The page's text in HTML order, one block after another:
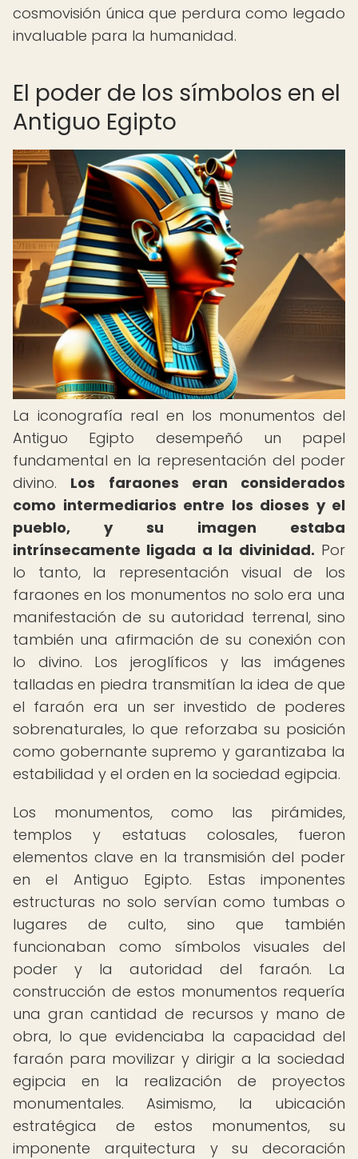
cosmovisión única que perdura como legado
invaluable para la humanidad.
El poder de los símbolos en el
Antiguo Egipto
La iconografía real en los monumentos del
Antiguo Egipto desempeñó un papel
fundamental en la representación del poder
divino. Los faraones eran considerados
como intermediarios entre los dioses y el
pueblo, y su imagen estaba
intrínsecamente ligada a la divinidad. Por
lo tanto, la representación visual de los
faraones en los monumentos no solo era una
manifestación de su autoridad terrenal, sino
también una afirmación de su conexión con
lo divino. Los jeroglíficos y las imágenes
talladas en piedra transmitían la idea de que
el faraón era un ser investido de poderes
sobrenaturales, lo que reforzaba su posición
como gobernante supremo y garantizaba la
estabilidad y el orden en la sociedad egipcia.
Los monumentos, como las pirámides,
templos y estatuas colosales, fueron
elementos clave en la transmisión del poder
en el Antiguo Egipto. Estas imponentes
estructuras no solo servían como tumbas o
lugares de culto, sino que también
funcionaban como símbolos visuales del
poder y la autoridad del faraón. La
construcción de estos monumentos requería
una gran cantidad de recursos y mano de
obra, lo que evidenciaba la capacidad del
faraón para movilizar y dirigir a la sociedad
egipcia en la realización de proyectos
monumentales. Asimismo, la ubicación
estratégica de estos monumentos, su
imponente arquitectura y su decoración